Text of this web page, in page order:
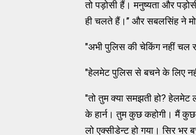
तो पड़ोसी हैं। मनुष्यता और
ही चलते हैं।’’ और सबलसिंह ने
"अभी पुलिस की चेकिंग नहीं चल
"हेलमेट पुलिस से बचने के लिए
"तो तुम क्या समझती हो? हेलमेट
के हार्न। तुम कुछ कहोगी। मैं कुछ
लो एक्सीडेन्ट हो गया। सिर भर